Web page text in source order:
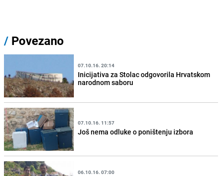
/ Povezano
07.10.16. 20:14
Inicijativa za Stolac odgovorila Hrvatskom
narodnom saboru
07.10.16. 11:57
Još nema odluke o poništenju izbora
06.10.16. 07:00